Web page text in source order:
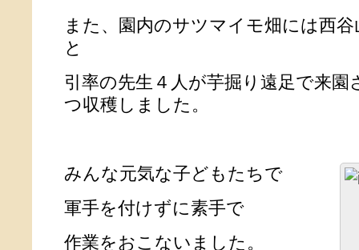
また、園内のサツマイモ畑には西
と
引率の先生４人が芋掘り遠足で来
つ収穫しました。
みんな元気な子どもたちで
軍手を付けずに素手で
作業をおこないました。